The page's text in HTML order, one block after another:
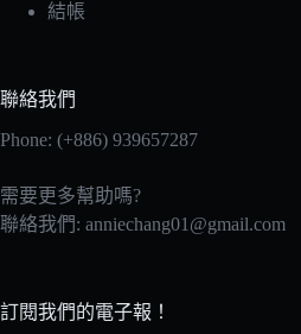
結帳
聯絡我們
Phone: (+886) 939657287
需要更多幫助嗎?
聯絡我們: anniechang01@gmail.com
訂閱我們的電子報！